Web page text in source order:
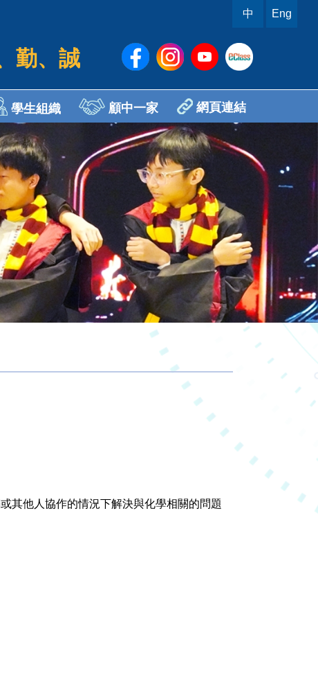
中 Eng
勤、誠
學生組織 顧中一家 網頁連結
其他人協作的情況下解決與化學相關的問題